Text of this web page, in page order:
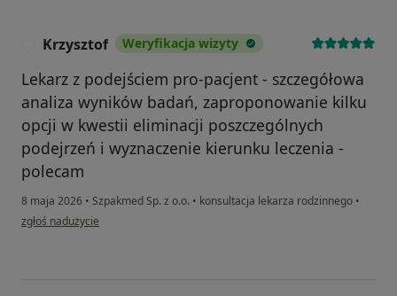
Krzysztof Weryfikacja wizyty
Lekarz z podejściem pro-pacjent - szczegółowa
analiza wyników badań, zaproponowanie kilku
opcji w kwestii eliminacji poszczególnych
podejrzeń i wyznaczenie kierunku leczenia -
polecam
8 maja 2026 • Szpakmed Sp. z o.o. • konsultacja lekarza rodzinnego •
w opinii użytkownika Krzysztof
zgłoś nadużycie